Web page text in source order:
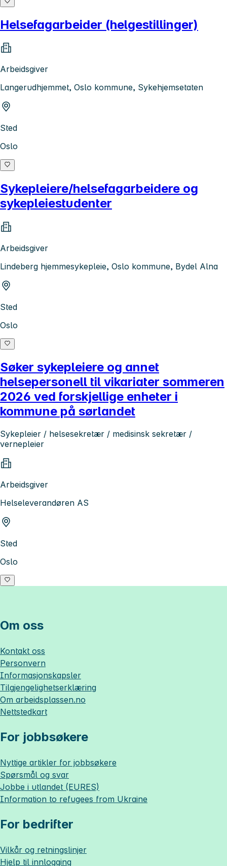
Helsefagarbeider (helgestillinger)
Arbeidsgiver
Langerudhjemmet, Oslo kommune, Sykehjemsetaten
Sted
Oslo
Sykepleiere/helsefagarbeidere og
sykepleiestudenter
Arbeidsgiver
Lindeberg hjemmesykepleie, Oslo kommune, Bydel Alna
Sted
Oslo
Søker sykepleiere og annet
helsepersonell til vikariater sommeren
2026 ved forskjellige enheter i
kommune på sørlandet
Sykepleier / helsesekretær / medisinsk sekretær /
vernepleier
Arbeidsgiver
Helseleverandøren AS
Sted
Oslo
Om oss
Kontakt oss
Personvern
Informasjonskapsler
Tilgjengelighetserklæring
Om arbeidsplassen.no
Nettstedkart
For jobbsøkere
Nyttige artikler for jobbsøkere
Spørsmål og svar
Jobbe i utlandet (EURES)
Information to refugees from Ukraine
For bedrifter
Vilkår og retningslinjer
Hjelp til innlogging